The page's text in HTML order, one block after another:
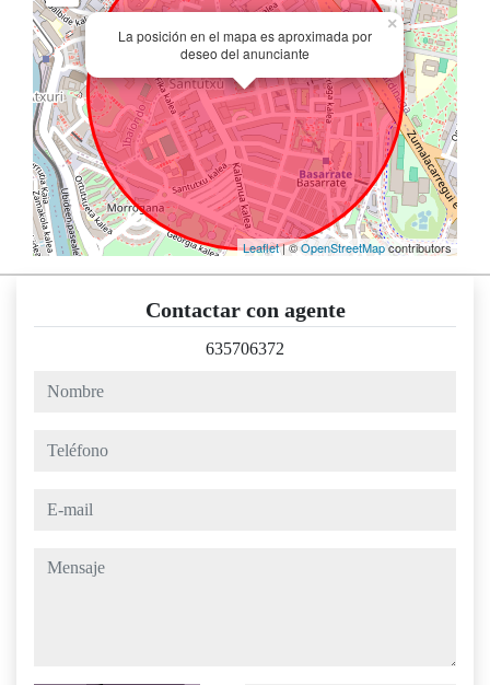
La posición en el mapa es aproximada por
deseo del anunciante
×
Leaflet| ©OpenStreetMapcontributors
Contactar con agente
635706372
nombre
teléfono
e-mail
mensaje